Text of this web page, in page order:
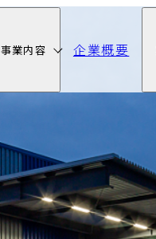
事業内容 企業概要